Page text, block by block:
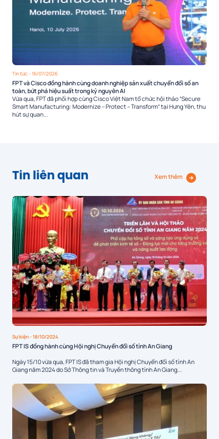
Tin tức - 16/07/2026
FPT và Cisco đồng hành cùng doanh nghiệp sản xuất chuyển đổi số an
toàn, bứt phá hiệu suất trong kỷ nguyên AI
Vừa qua, FPT đã phối hợp cùng Cisco Việt Nam tổ chức hội thảo “Secure
Smart Manufacturing: Modernize – Protect – Transform” tại Hưng Yên, thu
hút sự quan...
Tin liên quan Xem thêm
Sự kiện- 18/10/2024
FPT IS đồng hành cùng Hội nghị Chuyển đổi số tỉnh An Giang
Ngày 15/10 vừa qua, FPT IS đã tham gia Hội nghị Chuyển đổi số tỉnh An
Giang năm 2024 do Sở Thông tin và Truyền thông tỉnh An Giang...